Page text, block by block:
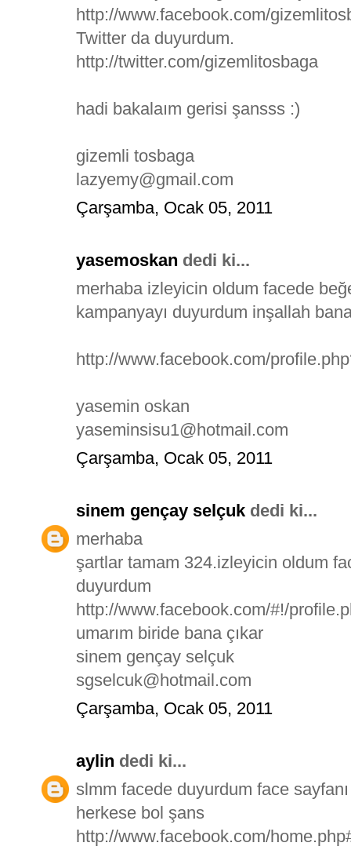
http://www.facebook.com/
Twitter da duyurdum.
http://twitter.com/gizemlitosbaga
hadi bakalaım gerisi şansss :)
gizemli tosbaga
lazyemy@gmail.com
Çarşamba, Ocak 05, 2011
yasemoskan dedi ki...
merhaba izleyicin oldum facede
kampanyayı duyurdum inşallah
http://www.facebook.com/
yasemin oskan
yaseminsisu1@hotmail.com
Çarşamba, Ocak 05, 2011
sinem gençay selçuk dedi ki...
merhaba
şartlar tamam 324.izleyicin oldum
duyurdum
http://www.facebook.com/#!/
umarım biride bana çıkar
sinem gençay selçuk
sgselcuk@hotmail.com
Çarşamba, Ocak 05, 2011
aylin dedi ki...
slmm facede duyurdum face
herkese bol şans
http://www.facebook.com/